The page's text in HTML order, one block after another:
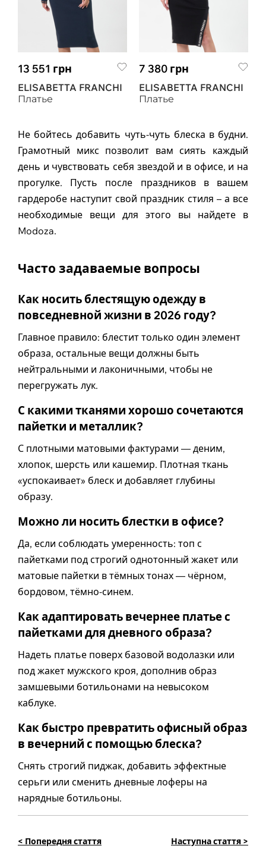
13 551 грн
ELISABETTA FRANCHI
Платье
7 380 грн
ELISABETTA FRANCHI
Платье
Не бойтесь добавить чуть-чуть блеска в будни.
Грамотный микс позволит вам сиять каждый
день и чувствовать себя звездой и в офисе, и на
прогулке. Пусть после праздников в вашем
гардеробе наступит свой праздник стиля – а все
необходимые вещи для этого вы найдете в
Modoza.
Часто задаваемые вопросы
Как носить блестящую одежду в
повседневной жизни в 2026 году?
Главное правило: блестит только один элемент
образа, остальные вещи должны быть
нейтральными и лаконичными, чтобы не
перегружать лук.
С какими тканями хорошо сочетаются
пайетки и металлик?
С плотными матовыми фактурами — деним,
хлопок, шерсть или кашемир. Плотная ткань
«успокаивает» блеск и добавляет глубины
образу.
Можно ли носить блестки в офисе?
Да, если соблюдать умеренность: топ с
пайетками под строгий однотонный жакет или
матовые пайетки в тёмных тонах — чёрном,
бордовом, тёмно-синем.
Как адаптировать вечернее платье с
пайетками для дневного образа?
Надеть платье поверх базовой водолазки или
под жакет мужского кроя, дополнив образ
замшевыми ботильонами на невысоком
каблуке.
Как быстро превратить офисный образ
в вечерний с помощью блеска?
Снять строгий пиджак, добавить эффектные
серьги или сменить дневные лоферы на
нарядные ботильоны.
< Попередня стаття Наступна стаття >